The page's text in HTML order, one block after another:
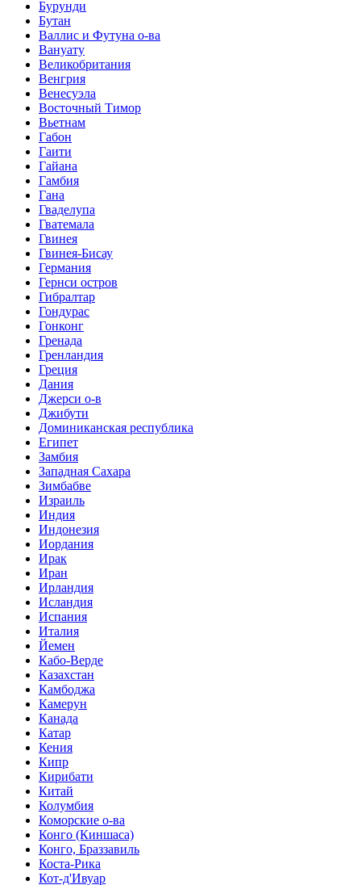
Бурунди
Бутан
Валлис и Футуна о-ва
Вануату
Великобритания
Венгрия
Венесуэла
Восточный Тимор
Вьетнам
Габон
Гаити
Гайана
Гамбия
Гана
Гваделупа
Гватемала
Гвинея
Гвинея-Бисау
Германия
Гернси остров
Гибралтар
Гондурас
Гонконг
Гренада
Гренландия
Греция
Дания
Джерси о-в
Джибути
Доминиканская республика
Египет
Замбия
Западная Сахара
Зимбабве
Израиль
Индия
Индонезия
Иордания
Ирак
Иран
Ирландия
Исландия
Испания
Италия
Йемен
Кабо-Верде
Казахстан
Камбоджа
Камерун
Канада
Катар
Кения
Кипр
Кирибати
Китай
Колумбия
Коморские о-ва
Конго (Киншаса)
Конго, Браззавиль
Коста-Рика
Кот-д'Ивуар